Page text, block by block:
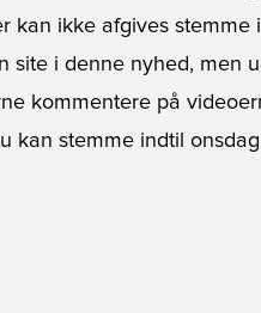
kan ikke afgives stemme
site i denne nyhed, men
kommentere på
kan stemme indtil